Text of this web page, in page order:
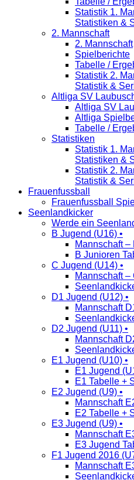
Statistik 1.
Statistiken &
2. Mannschaft
2. Mannschaft
Spielberichte
Tabelle /
Statistik 2.
Statistik &
Altliga SV
Altliga SV
Altliga
Tabelle /
Statistiken
Statistik 1.
Statistiken &
Statistik 2.
Statistik &
Frauenfussball
Frauenfussball
Seenlandkicker
Werde ein
B Jugend (U16) •
Mannschaft
B Junioren
C Jugend (U14) •
Mannschaft
D1 Jugend (U12) •
Mannschaft
D2 Jugend (U11) •
Mannschaft
E1 Jugend (U10) •
E1 Jugend
E1 Tabelle +
E2 Jugend (U9) •
Mannschaft
E2 Tabelle +
E3 Jugend (U9) •
Mannschaft
E3 Jugend
F1 Jugend 2016
Mannschaft